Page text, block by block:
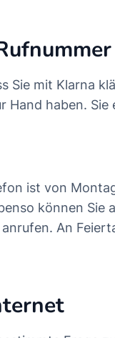
Sie mit Klarna
Hand haben.
ist von
können Sie
An